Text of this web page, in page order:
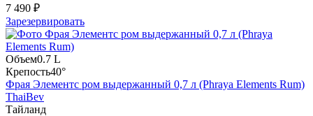
7 490 ₽
Зарезервировать
Объем0.7 L
Крепость40°
Фрая Элементс ром выдержанный 0,7 л (Phraya Elements Rum)
ThaiBev
Тайланд